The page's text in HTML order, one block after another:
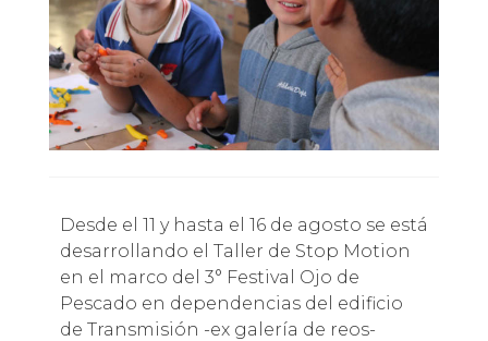
Desde el 11 y hasta el 16 de agosto se está
desarrollando el Taller de Stop Motion
en el marco del 3° Festival Ojo de
Pescado en dependencias del edificio
de Transmisión -ex galería de reos-